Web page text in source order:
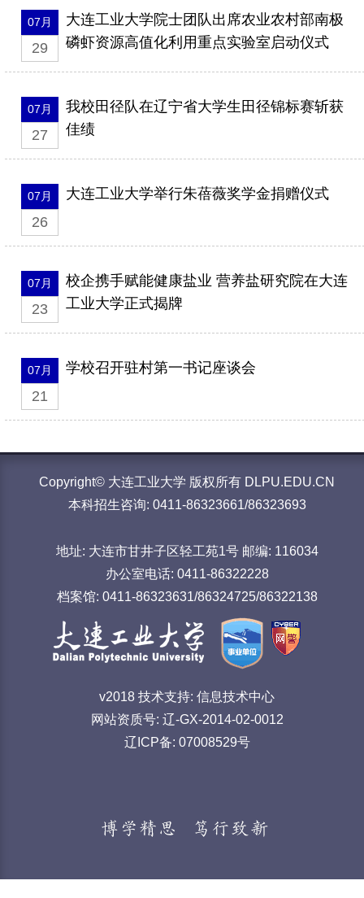
07月
29
大连工业大学院士团队出席农业农村部南极
磷虾资源高值化利用重点实验室启动仪式
07月
27
我校田径队在辽宁省大学生田径锦标赛斩获
佳绩
07月
26
大连工业大学举行朱蓓薇奖学金捐赠仪式
07月
23
校企携手赋能健康盐业 营养盐研究院在大连
工业大学正式揭牌
07月
21
学校召开驻村第一书记座谈会
Copyright© 大连工业大学 版权所有 DLPU.EDU.CN
本科招生咨询: 0411-86323661/86323693
地址: 大连市甘井子区轻工苑1号 邮编: 116034
办公室电话: 0411-86322228
档案馆: 0411-86323631/86324725/86322138
v2018 技术支持: 信息技术中心
网站资质号: 辽-GX-2014-02-0012
辽ICP备: 07008529号